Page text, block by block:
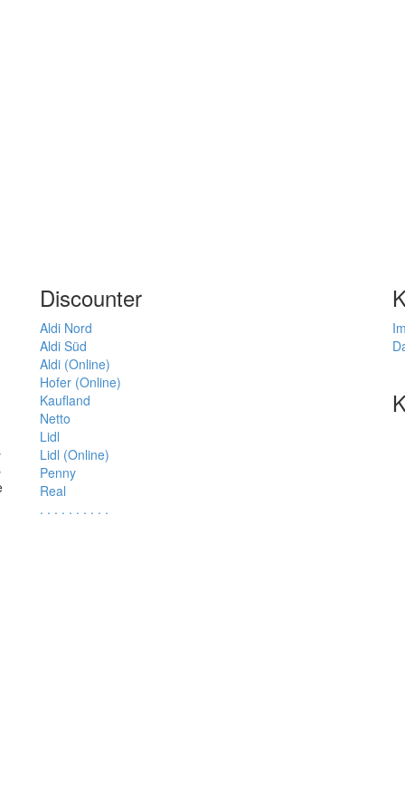
Discounter
Aldi Nord
Aldi Süd
Aldi (Online)
Hofer (Online)
Kaufland
Netto
Lidl
Lidl (Online)
Penny
Real
. . . . . . . . . .